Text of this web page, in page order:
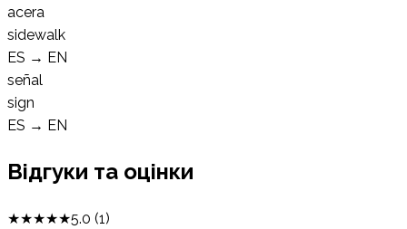
acera
sidewalk
ES → EN
señal
sign
ES → EN
Відгуки та оцінки
★★★★★5.0 (1)